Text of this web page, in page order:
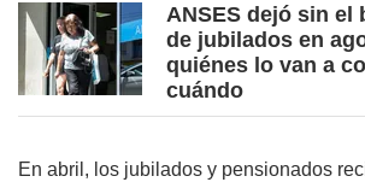
ANSES dejó sin el
de jubilados en
quiénes lo van a
cuándo
En abril, los jubilados y pensionados